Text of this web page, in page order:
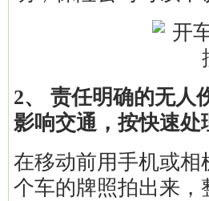
2、 责任明确的无人
影响交通，按快速处
在移动前用手机或
个车的牌照拍出来